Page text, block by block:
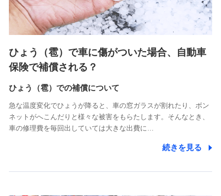
3.セミナー募集サイトから取得した個人情報
各種セミナーの案内、開催のため
上記に係る連絡・手続き・管理等付帯業務を行うため
4.家族・友達紹介にて取得した個人情報
被紹介者への連絡、及び当社と取引のあるもしくは委託を受
けている保険会社・提携会社の保険その他に関する情報を提
供し、金融商品等の契約を勧奨するため
アンケートやキャンペーン等の実施のため
上記に係る連絡・手続き・管理等付帯業務を行うため
5.通話録音にて取得する情報
ひょう（雹）で車に傷がついた場合、自動車
保険で補償される？
ひょう（雹）での補償について
急な温度変化でひょうが降ると、車の窓ガラスが割れたり、ボン
ネットがへこんだりと様々な被害をもらたします。そんなとき、
車の修理費を毎回出していては大きな出費に…
続きを見る